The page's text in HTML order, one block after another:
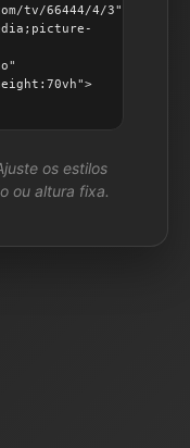
tv/66444/4/3"
os estilos
ou altura fixa.